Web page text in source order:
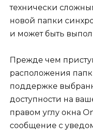
технически
новой папки
и может быть
Прежде чем
расположения
поддержке
доступности на
правом углу окна
сообщение с